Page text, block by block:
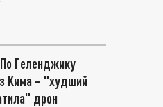
Геленджику
Кима – "худший
дрон